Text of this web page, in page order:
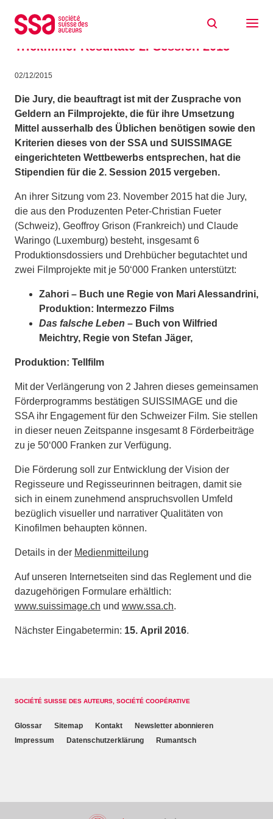
Projektentwicklung für lange Spiel- und
Trickfilme: Resultate 2. Session 2015
02/12/2015
Die Jury, die beauftragt ist mit der Zusprache von
Geldern an Filmprojekte, die für ihre Umsetzung
Mittel ausserhalb des Üblichen benötigen sowie den
Kriterien dieses von der SSA und SUISSIMAGE
eingerichteten Wettbewerbs entsprechen, hat die
Stipendien für die 2. Session 2015 vergeben.
An ihrer Sitzung vom 23. November 2015 hat die Jury,
die aus den Produzenten Peter-Christian Fueter
(Schweiz), Geoffroy Grison (Frankreich) und Claude
Waringo (Luxemburg) besteht, insgesamt 6
Produktionsdossiers und Drehbücher begutachtet und
zwei Filmprojekte mit je 50‘000 Franken unterstützt:
Zahori – Buch une Regie von Mari Alessandrini,
Produktion: Intermezzo Films
Das falsche Leben – Buch von Wilfried
Meichtry, Regie von Stefan Jäger,
Produktion: Tellfilm
Mit der Verlängerung von 2 Jahren dieses gemeinsamen
Förderprogramms bestätigen SUISSIMAGE und die
SSA ihr Engagement für den Schweizer Film. Sie stellen
in dieser neuen Zeitspanne insgesamt 8 Förderbeiträge
zu je 50‘000 Franken zur Verfügung.
Die Förderung soll zur Entwicklung der Vision der
Regisseure und Regisseurinnen beitragen, damit sie
sich in einem zunehmend anspruchsvollen Umfeld
bezüglich visueller und narrativer Qualitäten von
Kinofilmen behaupten können.
Details in der Medienmitteilung
Auf unseren Internetseiten sind das Reglement und die
dazugehörigen Formulare erhältlich:
www.suissimage.ch und www.ssa.ch.
Nächster Eingabetermin: 15. April 2016.
SOCIÉTÉ SUISSE DES AUTEURS, SOCIÉTÉ COOPÉRATIVE
Glossar Sitemap Kontakt
Newsletter abonnieren
Impressum
Datenschutzerklärung Rumantsch